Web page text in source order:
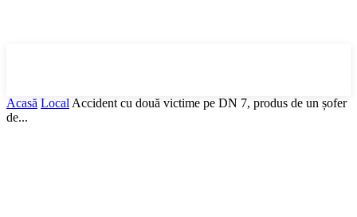
Acasă Local Accident cu două victime pe DN 7, produs de un șofer
de...